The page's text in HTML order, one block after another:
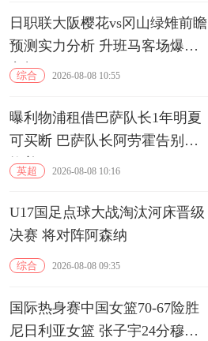
日职联大阪樱花vs冈山绿雉前瞻
预测实力分析 升班马客场爆冷
良机
综合 2026-08-08 10:55
曝利物浦租借巴萨队长1年明夏
可买断 巴萨队长阿劳霍告别诺
坎普
英超 2026-08-08 10:16
U17国足点球大战淘汰河床晋级
决赛 将对阵阿森纳
综合 2026-08-08 09:35
国际热身赛中国女篮70-67险胜
尼日利亚女篮 张子宇24分穆萨